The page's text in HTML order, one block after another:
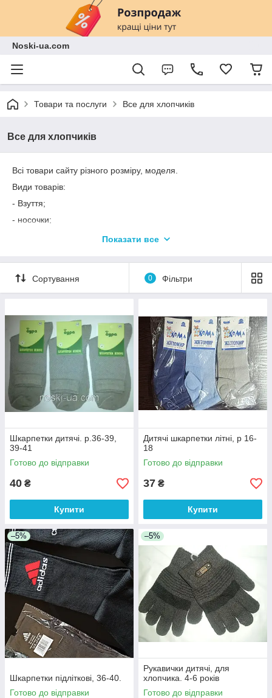
Noski-ua.com
Товари та послуги Все для хлопчиків
Все для хлопчиків
Всі товари сайту різного розміру, моделя.
Види товарів:
- Взуття;
- носочки;
- Ніжна білизна.
Виробники України, Польщі, Італії та д.
Чудова якість, ціни нижчі за ринкові!
Показати все
Сортування 0 Фільтри
Шкарпетки дитячі. р.36-39,
39-41
Готово до відправки
40 ₴
Купити
Дитячі шкарпетки літні, р 16-
18
Готово до відправки
37 ₴
Купити
–5%
Шкарпетки підліткові, 36-40.
Готово до відправки
–5%
Рукавички дитячі, для
хлопчика. 4-6 років
Готово до відправки